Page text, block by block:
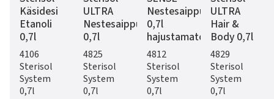
Käsidesi
Etanoli
0,7l
4106
Sterisol
System
0,7l
ULTRA
Nestesaippua
0,7l
4825
Sterisol
System
0,7l
Nestesaippua
0,7l
hajustamaton
4812
Sterisol
System
0,7l
ULTRA
Hair &
Body 0,7l
4829
Sterisol
System
0,7l